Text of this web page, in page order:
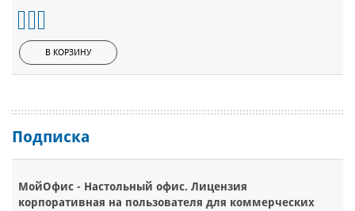
В КОРЗИНУ
Подписка
МойОфис - Настольный офис. Лицензия
корпоративная на пользователя для коммерческих